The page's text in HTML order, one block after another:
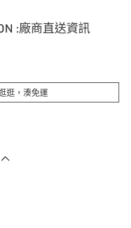
:廠商直送資訊
逛，湊免運